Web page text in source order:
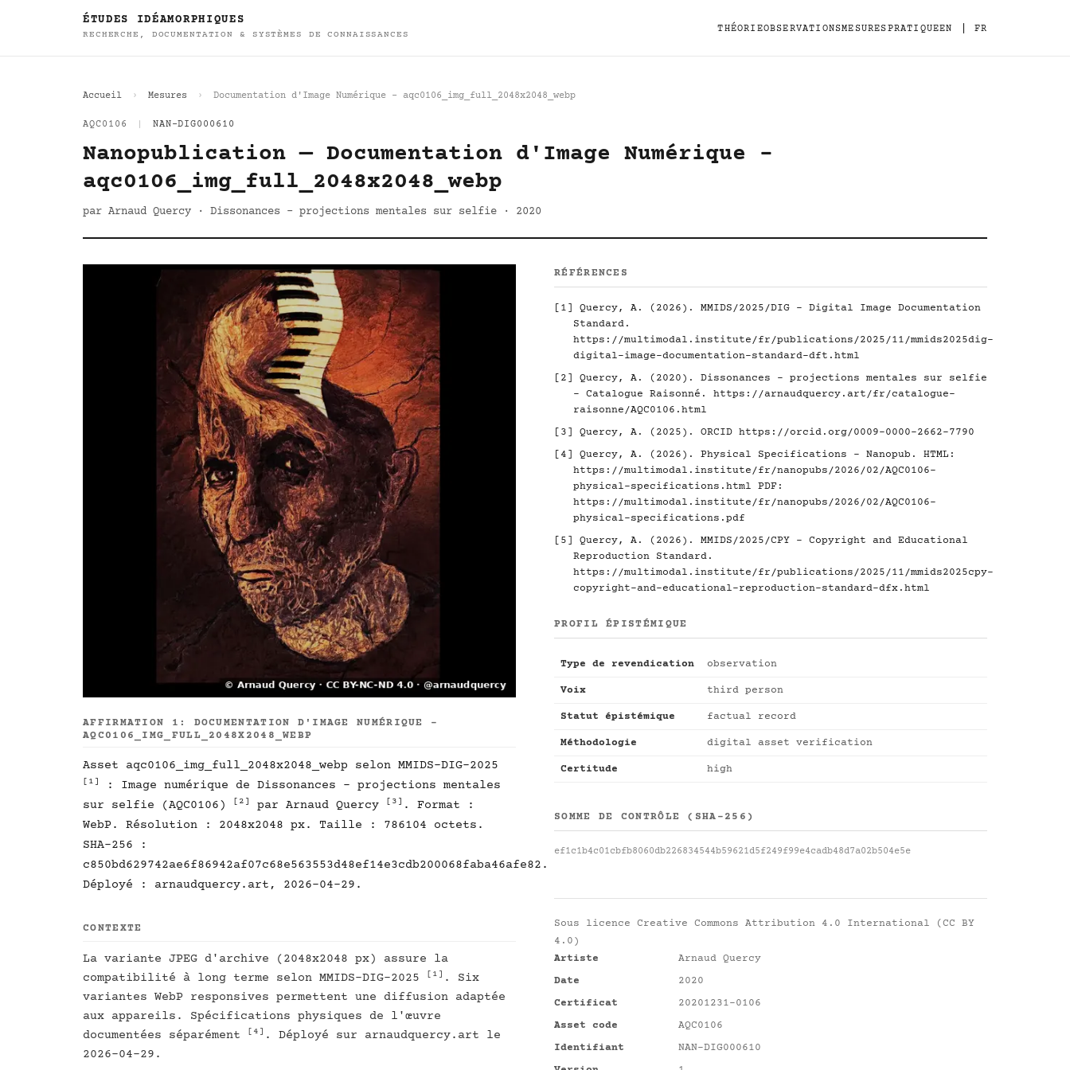
ÉTUDES IDÉAMORPHIQUES
RECHERCHE, DOCUMENTATION & SYSTÈMES DE CONNAISSANCES
THÉORIEOBSERVATIONSMESURESPRATIQUEEN FR
Accueil Mesures Documentation d'Image Numérique - aqc0106_img_full_2048x2048_webp
AQC0106 NAN-DIG000610
Nanopublication — Documentation d'Image Numérique -
aqc0106_img_full_2048x2048_webp
par Arnaud Quercy · Dissonances - projections mentales sur selfie · 2020
AFFIRMATION 1: DOCUMENTATION D'IMAGE NUMÉRIQUE -
AQC0106_IMG_FULL_2048X2048_WEBP
Asset aqc0106_img_full_2048x2048_webp selon MMIDS-DIG-2025
[1]
: Image numérique de Dissonances - projections mentales
sur selfie (AQC0106)
[2] par Arnaud Quercy [3] . Format :
WebP. Résolution : 2048x2048 px. Taille : 786104 octets.
SHA-256 :
c850bd629742ae6f86942af07c68e563553d48ef14e3cdb200068faba46afe82.
Déployé : arnaudquercy.art, 2026-04-29.
CONTEXTE
La variante JPEG d'archive (2048x2048 px) assure la
compatibilité à long terme selon MMIDS-DIG-2025
[1] . Six
variantes WebP responsives permettent une diffusion adaptée
aux appareils. Spécifications physiques de l'œuvre
documentées séparément
[4] . Déployé sur arnaudquercy.art le
2026-04-29.
RÉFÉRENCES
[1]
Quercy, A. (2026). MMIDS/2025/DIG - Digital Image Documentation
Standard.
https://multimodal.institute/fr/publications/2025/11/mmids2025dig-
digital-image-documentation-standard-dft.html
[2]
Quercy, A. (2020). Dissonances - projections mentales sur selfie
- Catalogue Raisonné. https://arnaudquercy.art/fr/catalogue-
raisonne/AQC0106.html
[3]
Quercy, A. (2025). ORCID https://orcid.org/0009-0000-2662-7790
[4]
Quercy, A. (2026). Physical Specifications - Nanopub. HTML:
https://multimodal.institute/fr/nanopubs/2026/02/AQC0106-
physical-specifications.html PDF:
https://multimodal.institute/fr/nanopubs/2026/02/AQC0106-
physical-specifications.pdf
[5]
Quercy, A. (2026). MMIDS/2025/CPY - Copyright and Educational
Reproduction Standard.
https://multimodal.institute/fr/publications/2025/11/mmids2025cpy-
copyright-and-educational-reproduction-standard-dfx.html
PROFIL ÉPISTÉMIQUE
Type de revendication observation
Voix third person
Statut épistémique factual record
Méthodologie digital asset verification
Certitude high
SOMME DE CONTRÔLE (SHA-256)
ef1c1b4c01cbfb8060db226834544b59621d5f249f99e4cadb48d7a02b504e5e
Sous licence Creative Commons Attribution 4.0 International (CC BY
4.0)
Artiste
Arnaud Quercy
Date
2020
Certificat
20201231-0106
Asset code
AQC0106
Identifiant
NAN-DIG000610